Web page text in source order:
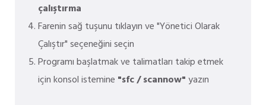
çalıştırma
Farenin sağ tuşunu tıklayın ve "Yönetici Olarak
Çalıştır" seçeneğini seçin
Programı başlatmak ve talimatları takip etmek
için konsol istemine "sfc / scannow"yazın